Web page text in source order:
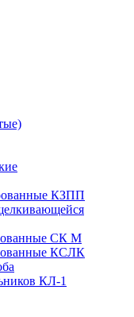
КЗПП
СК М
КСЛК
КЛ-1